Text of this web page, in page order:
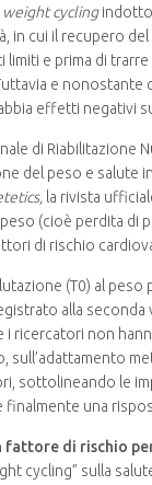
weight cyclingindotto
in cui il recupero
limiti e prima di
e
effetti negativi
di
del peso e salute
la rivista
(cioè perdita
di rischio
(T0) al
alla
ricercatori non
sottolineando le
una
fattore di rischio
cycling” sulla